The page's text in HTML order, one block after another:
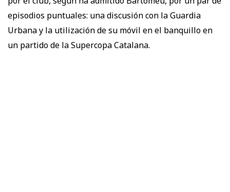
episodios puntuales: una discusión con la Guardia
Urbana y la utilización de su móvil en el banquillo en
un partido de la Supercopa Catalana.